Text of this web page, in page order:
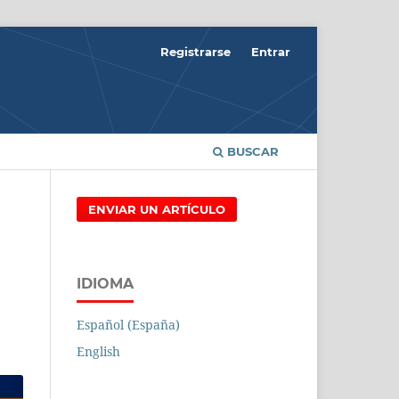
BUSCAR
Registrarse Entrar
ENVIAR UN ARTÍCULO
IDIOMA
Español (España)
English